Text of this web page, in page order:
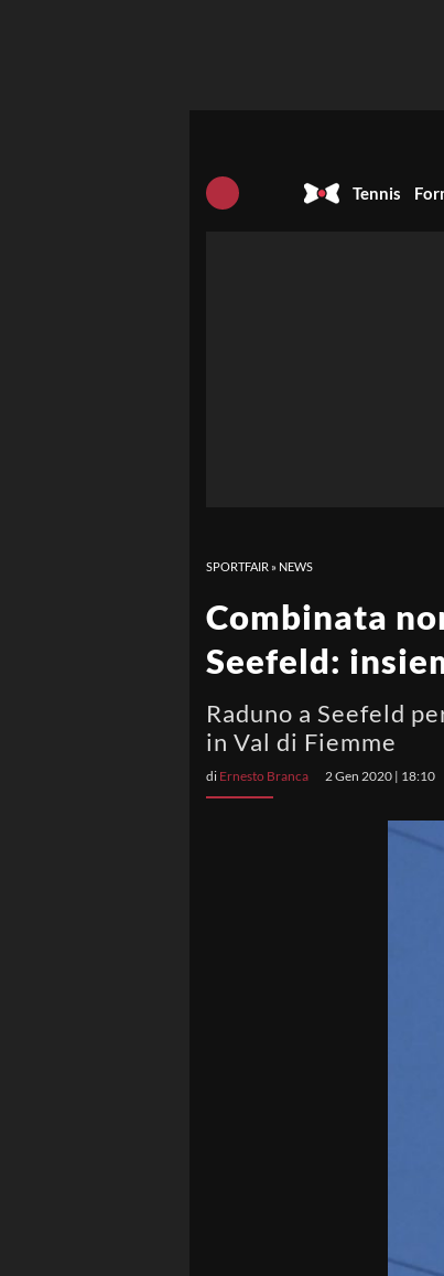
Tennis
SPORTFAIR » NEWS
Combinata
Seefeld:
Raduno a Seefeld
in Val di Fiemme
di Ernesto Branca 2 Gen 2020 | 18:10